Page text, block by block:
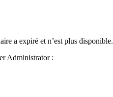
a expiré et n’est plus disponible.
Administrator :